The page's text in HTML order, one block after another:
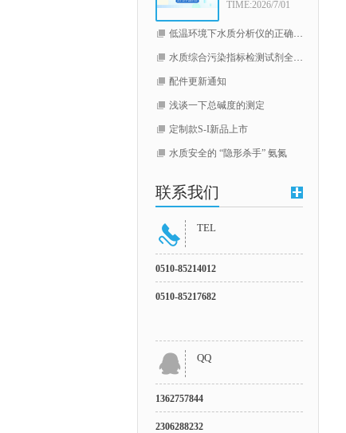
通知
TIME:2026/7/01
低温环境下水质分析仪的正确使用指南
水质综合污染指标检测试剂全线升级（COD，总磷，总氮）
配件更新通知
浅谈一下总碱度的测定
定制款S-I新品上市
水质安全的 “隐形杀手” 氨氮
联系我们
TEL
0510-85214012
0510-85217682
QQ
1362757844
2306288232